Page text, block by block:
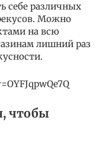
себе различных
Можно
на всю
лишний раз
чтобы